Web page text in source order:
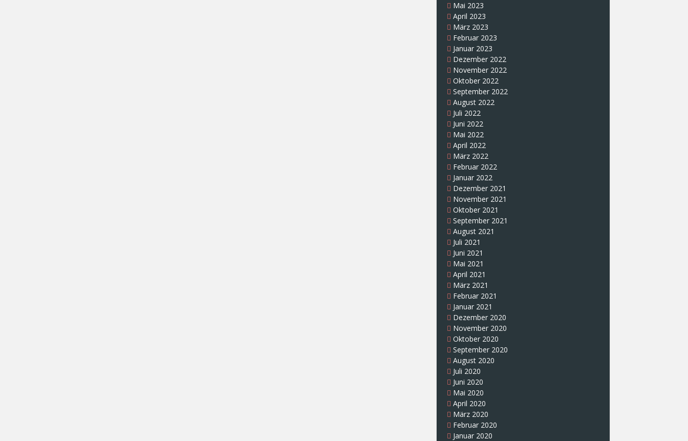
Mai 2023
April 2023
März 2023
Februar 2023
Januar 2023
Dezember 2022
November 2022
Oktober 2022
September 2022
August 2022
Juli 2022
Juni 2022
Mai 2022
April 2022
März 2022
Februar 2022
Januar 2022
Dezember 2021
November 2021
Oktober 2021
September 2021
August 2021
Juli 2021
Juni 2021
Mai 2021
April 2021
März 2021
Februar 2021
Januar 2021
Dezember 2020
November 2020
Oktober 2020
September 2020
August 2020
Juli 2020
Juni 2020
Mai 2020
April 2020
März 2020
Februar 2020
Januar 2020